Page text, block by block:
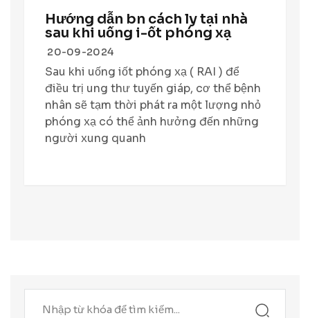
Hướng dẫn bn cách ly tại nhà
sau khi uống i-ốt phóng xạ
20-09-2024
Sau khi uống iốt phóng xạ ( RAI ) để
điều trị ung thư tuyến giáp, cơ thể bệnh
nhân sẽ tạm thời phát ra một lượng nhỏ
phóng xạ có thể ảnh hưởng đến những
người xung quanh